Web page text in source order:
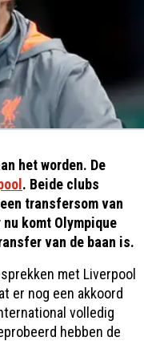
het worden. De
. Beide clubs
transfersom van
komt Olympique
van de baan is.
met Liverpool
er nog een akkoord
volledig
hebben de